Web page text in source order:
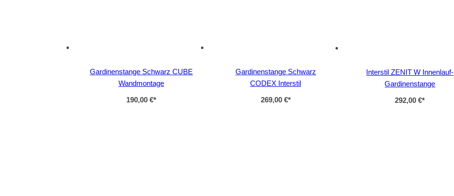
Gardinenstange Schwarz CUBE
Wandmontage
190,00 €*
Gardinenstange Schwarz
CODEX Interstil
269,00 €*
Interstil ZENIT W Innenlauf-
Gardinenstange
292,00 €*